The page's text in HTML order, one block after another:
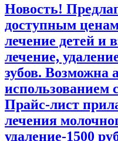
Новость!
доступным
лечение детей и
лечение,
зубов. Возможна
использованием
Прайс-лист
лечения
удаление-1500